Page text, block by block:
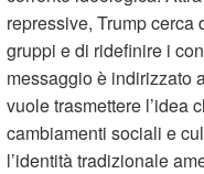
repressive, Trump cerca
gruppi e di ridefinire i
messaggio è indirizzato
vuole trasmettere l’idea
cambiamenti sociali e
l’identità tradizionale